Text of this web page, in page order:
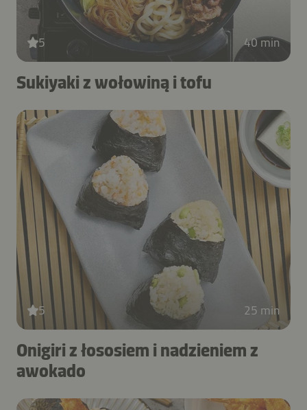
5 40 min
Sukiyaki z wołowiną i tofu
5 25 min
Onigiri z łososiem i nadzieniem z
awokado